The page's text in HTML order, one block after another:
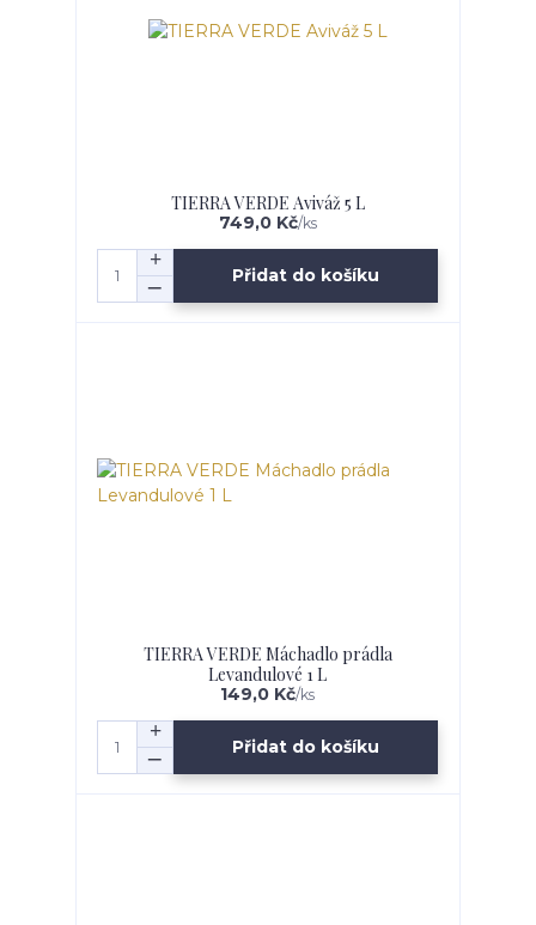
TIERRA VERDE Aviváž 5 L
749,0 Kč/ks
Přidat do košíku
TIERRA VERDE Máchadlo prádla
Levandulové 1 L
149,0 Kč/ks
Přidat do košíku